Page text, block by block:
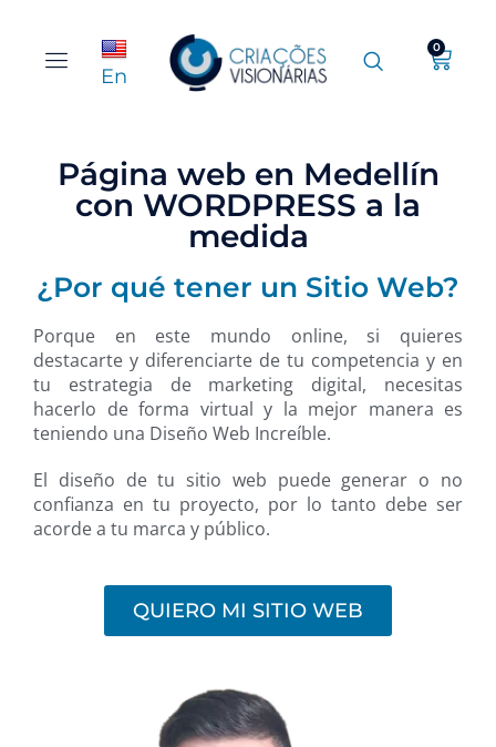
En
0
Página web en Medellín
con WORDPRESS a la
medida
¿Por qué tener un Sitio Web?
Porque en este mundo online, si quieres
destacarte y diferenciarte de tu competencia y en
tu estrategia de marketing digital, necesitas
hacerlo de forma virtual y la mejor manera es
teniendo una Diseño Web Increíble.
El diseño de tu sitio web puede generar o no
confianza en tu proyecto, por lo tanto debe ser
acorde a tu marca y público.
QUIERO MI SITIO WEB